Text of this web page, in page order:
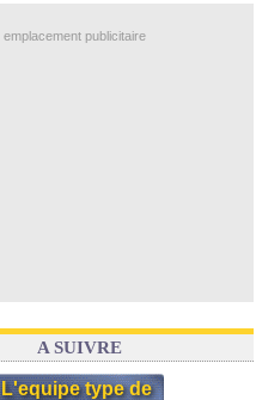
emplacement publicitaire
A SUIVRE
L'equipe type de